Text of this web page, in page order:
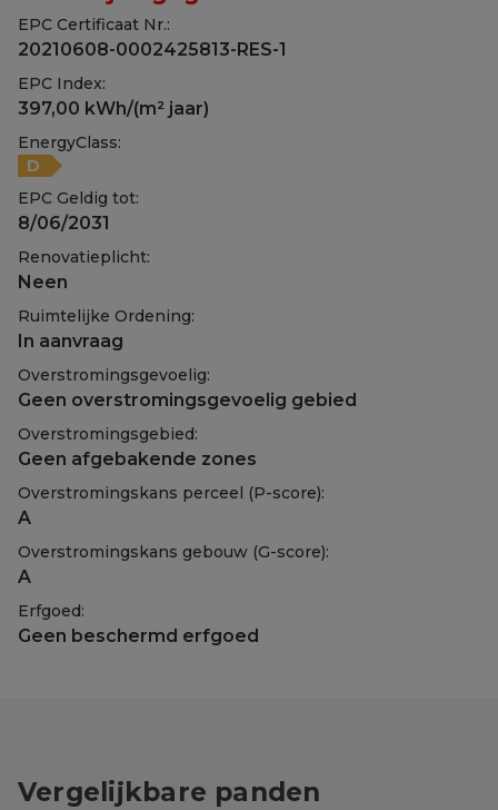
EPC Certificaat Nr.:
20210608-0002425813-RES-1
EPC Index:
397,00 kWh/(m² jaar)
EnergyClass:
D
EPC Geldig tot:
8/06/2031
Renovatieplicht:
Neen
Ruimtelijke Ordening:
In aanvraag
Overstromingsgevoelig:
Geen overstromingsgevoelig gebied
Overstromingsgebied:
Geen afgebakende zones
Overstromingskans perceel (P-score):
A
Overstromingskans gebouw (G-score):
A
Erfgoed:
Geen beschermd erfgoed
Vergelijkbare panden